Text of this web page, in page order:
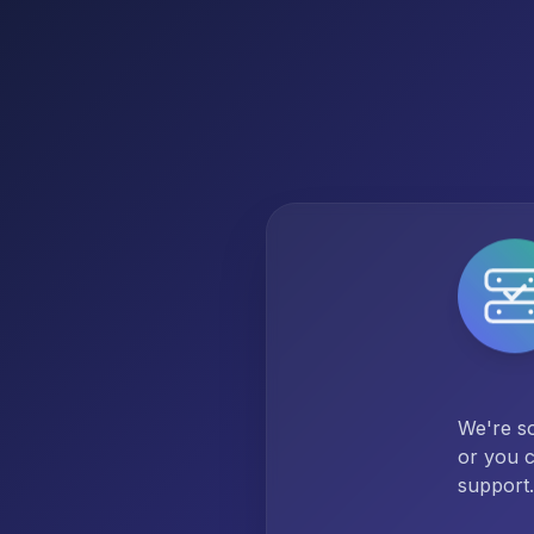
We're
or you
support.